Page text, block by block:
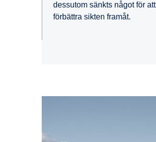
dessutom sänkts något för att
förbättra sikten framåt.